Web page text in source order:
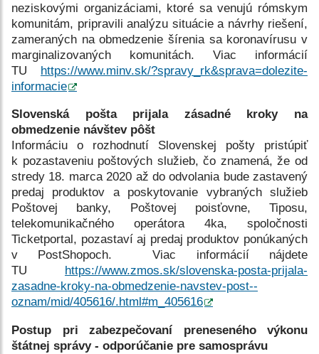
neziskovými organizáciami, ktoré sa venujú rómskym
komunitám, pripravili analýzu situácie a návrhy riešení,
zameraných na obmedzenie šírenia sa koronavírusu v
marginalizovaných komunitách. Viac informácií
TU https://www.minv.sk/?spravy_rk&sprava=dolezite-
informacie
Slovenská pošta prijala zásadné kroky na
obmedzenie návštev pôšt
Informáciu o rozhodnutí Slovenskej pošty pristúpiť
k pozastaveniu poštových služieb, čo znamená, že od
stredy 18. marca 2020 až do odvolania bude zastavený
predaj produktov a poskytovanie vybraných služieb
Poštovej banky, Poštovej poisťovne, Tiposu,
telekomunikačného operátora 4ka, spoločnosti
Ticketportal, pozastaví aj predaj produktov ponúkaných
v PostShopoch. Viac informácií nájdete
TU
https://www.zmos.sk/slovenska-posta-prijala-
zasadne-kroky-na-obmedzenie-navstev-post--
oznam/mid/405616/.html#m_405616
Postup pri zabezpečovaní preneseného výkonu
štátnej správy - odporúčanie pre samosprávu